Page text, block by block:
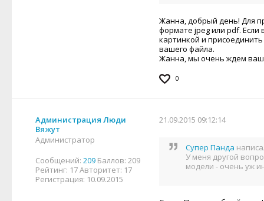
Жанна, добрый день! Для
формате jpeg или pdf.
картинкой и
вашего файла.
Жанна, мы очень ждем
0
Администрация Люди
Вяжут
Администратор
Сообщений: 209 Баллов: 209
Рейтинг: 17Авторитет: 17
Регистрация: 10.09.2015
21.09.2015 09:12:14
Супер Панда
У меня другой
модели - очень уж